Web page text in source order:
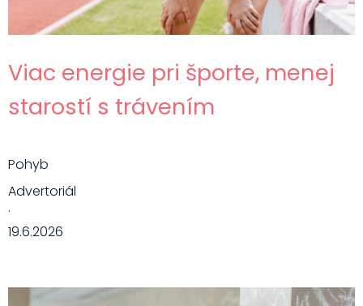
Viac energie pri športe, menej
starostí s trávením
Pohyb
Advertoriál
·
19.6.2026